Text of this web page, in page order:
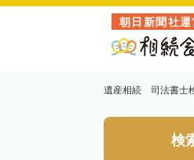
朝日新聞社運
遺産相続 司法書士
検